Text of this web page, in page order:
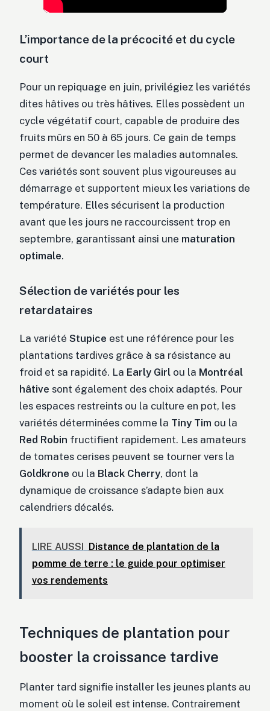
L’importance de la précocité et du cycle
court
Pour un repiquage en juin, privilégiez les variétés
dites hâtives ou très hâtives. Elles possèdent un
cycle végétatif court, capable de produire des
fruits mûrs en 50 à 65 jours. Ce gain de temps
permet de devancer les maladies automnales.
Ces variétés sont souvent plus vigoureuses au
démarrage et supportent mieux les variations de
température. Elles sécurisent la production
avant que les jours ne raccourcissent trop en
septembre, garantissant ainsi une maturation
optimale.
Sélection de variétés pour les
retardataires
La variété Stupice est une référence pour les
plantations tardives grâce à sa résistance au
froid et sa rapidité. La Early Girl ou la Montréal
hâtive sont également des choix adaptés. Pour
les espaces restreints ou la culture en pot, les
variétés déterminées comme la Tiny Tim ou la
Red Robin fructifient rapidement. Les amateurs
de tomates cerises peuvent se tourner vers la
Goldkrone ou la Black Cherry, dont la
dynamique de croissance s’adapte bien aux
calendriers décalés.
LIRE AUSSI Distance de plantation de la
pomme de terre : le guide pour optimiser
vos rendements
Techniques de plantation pour
booster la croissance tardive
Planter tard signifie installer les jeunes plants au
moment où le soleil est intense. Contrairement